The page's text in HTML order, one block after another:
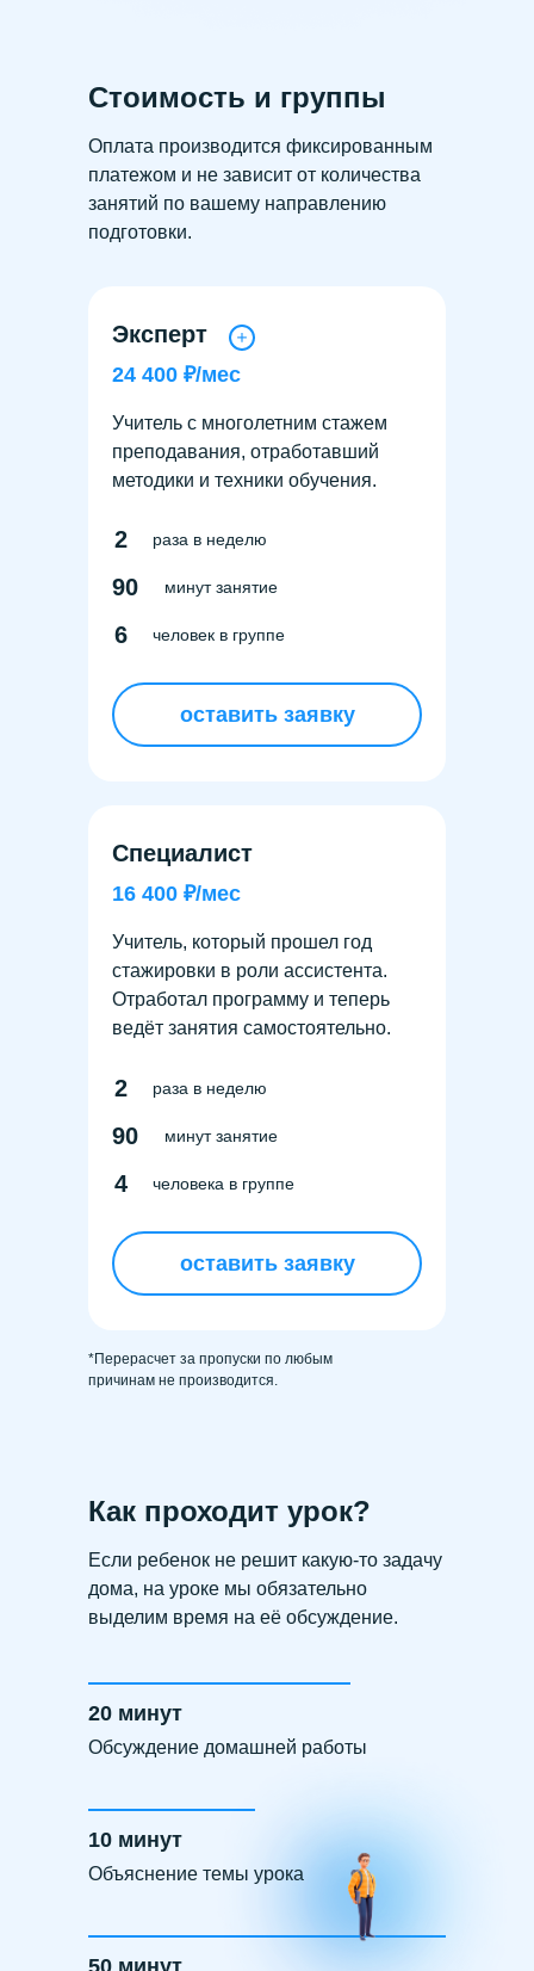
Стоимость и группы
Оплата производится фиксированным
платежом и не зависит от количества
занятий по вашему направлению
подготовки.
Учитель с многолетним стажем
преподавания, отработавший
методики и техники обучения.
раза в неделю
Эксперт
24 400 ₽/мес
2
минут занятие
90
человек в группе
6
оставить заявку
Учитель, который прошел год
стажировки в роли ассистента.
Отработал программу и теперь
ведёт занятия самостоятельно.
раза в неделю
Специалист
16 400 ₽/мес
2
минут занятие
90
человека в группе
4
оставить заявку
*Перерасчет за пропуски по любым
причинам не производится.
Как проходит урок?
20 минут
Обсуждение домашней работы
10 минут
50 минут
Объяснение темы урока
Если ребенок не решит какую-то задачу
дома, на уроке мы обязательно
выделим время на её обсуждение.